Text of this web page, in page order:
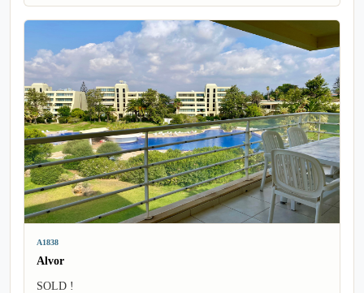
A1838
Alvor
SOLD !